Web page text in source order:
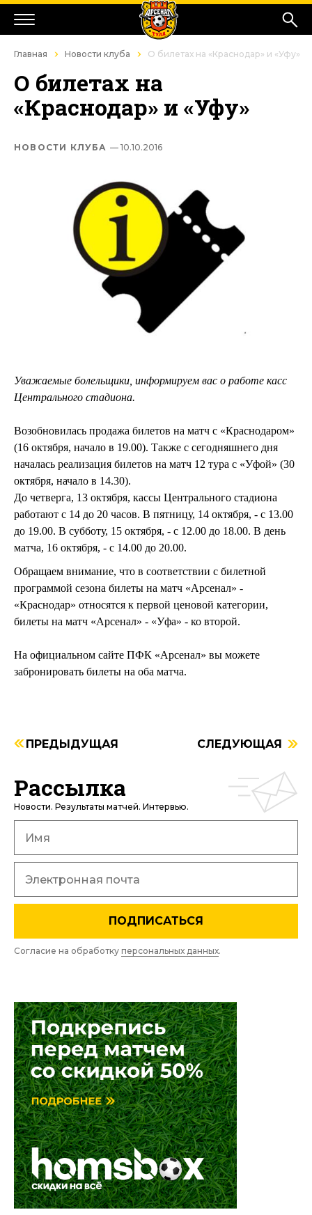
Главная Новости клуба О билетах на «Краснодар» и «Уфу»
О билетах на
«Краснодар» и «Уфу»
НОВОСТИ КЛУБА — 10.10.2016
Уважаемые болельщики, информируем вас о работе касс
Центрального стадиона.
Возобновилась продажа билетов на матч с «Краснодаром»
(16 октября, начало в 19.00). Также с сегодняшнего дня
началась реализация билетов на матч 12 тура с «Уфой» (30
октября, начало в 14.30).
До четверга, 13 октября, кассы Центрального стадиона
работают с 14 до 20 часов. В пятницу, 14 октября, - с 13.00
до 19.00. В субботу, 15 октября, - с 12.00 до 18.00. В день
матча, 16 октября, - с 14.00 до 20.00.
Обращаем внимание, что в соответствии с билетной
программой сезона билеты на матч «Арсенал» -
«Краснодар» относятся к первой ценовой категории,
билеты на матч «Арсенал» - «Уфа» - ко второй.
На официальном сайте ПФК «Арсенал» вы можете
забронировать билеты на оба матча.
ПРЕДЫДУЩАЯ СЛЕДУЮЩАЯ
Рассылка
Новости. Результаты матчей. Интервью.
ПОДПИСАТЬСЯ
Согласие на обработку персональных данных.